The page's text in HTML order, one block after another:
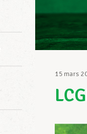
15 mars